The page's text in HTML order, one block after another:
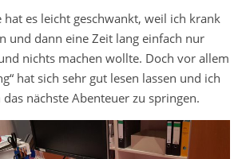
hat es leicht geschwankt, weil ich krank
und dann eine Zeit lang einfach nur
nichts machen wollte. Doch vor allem
hat sich sehr gut lesen lassen und ich
nächste Abenteuer zu springen.